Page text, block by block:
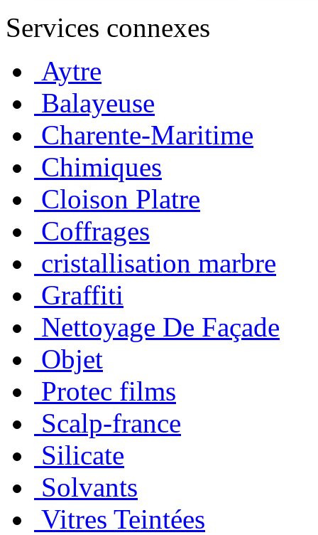
Services connexes
Aytre
Balayeuse
Charente-Maritime
Chimiques
Cloison Platre
Coffrages
cristallisation marbre
Graffiti
Nettoyage De Façade
Objet
Protec films
Scalp-france
Silicate
Solvants
Vitres Teintées